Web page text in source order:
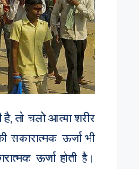
है, तो चलो आत्मा शरीर
ऊर्जा भी
ऊर्जा होती है।